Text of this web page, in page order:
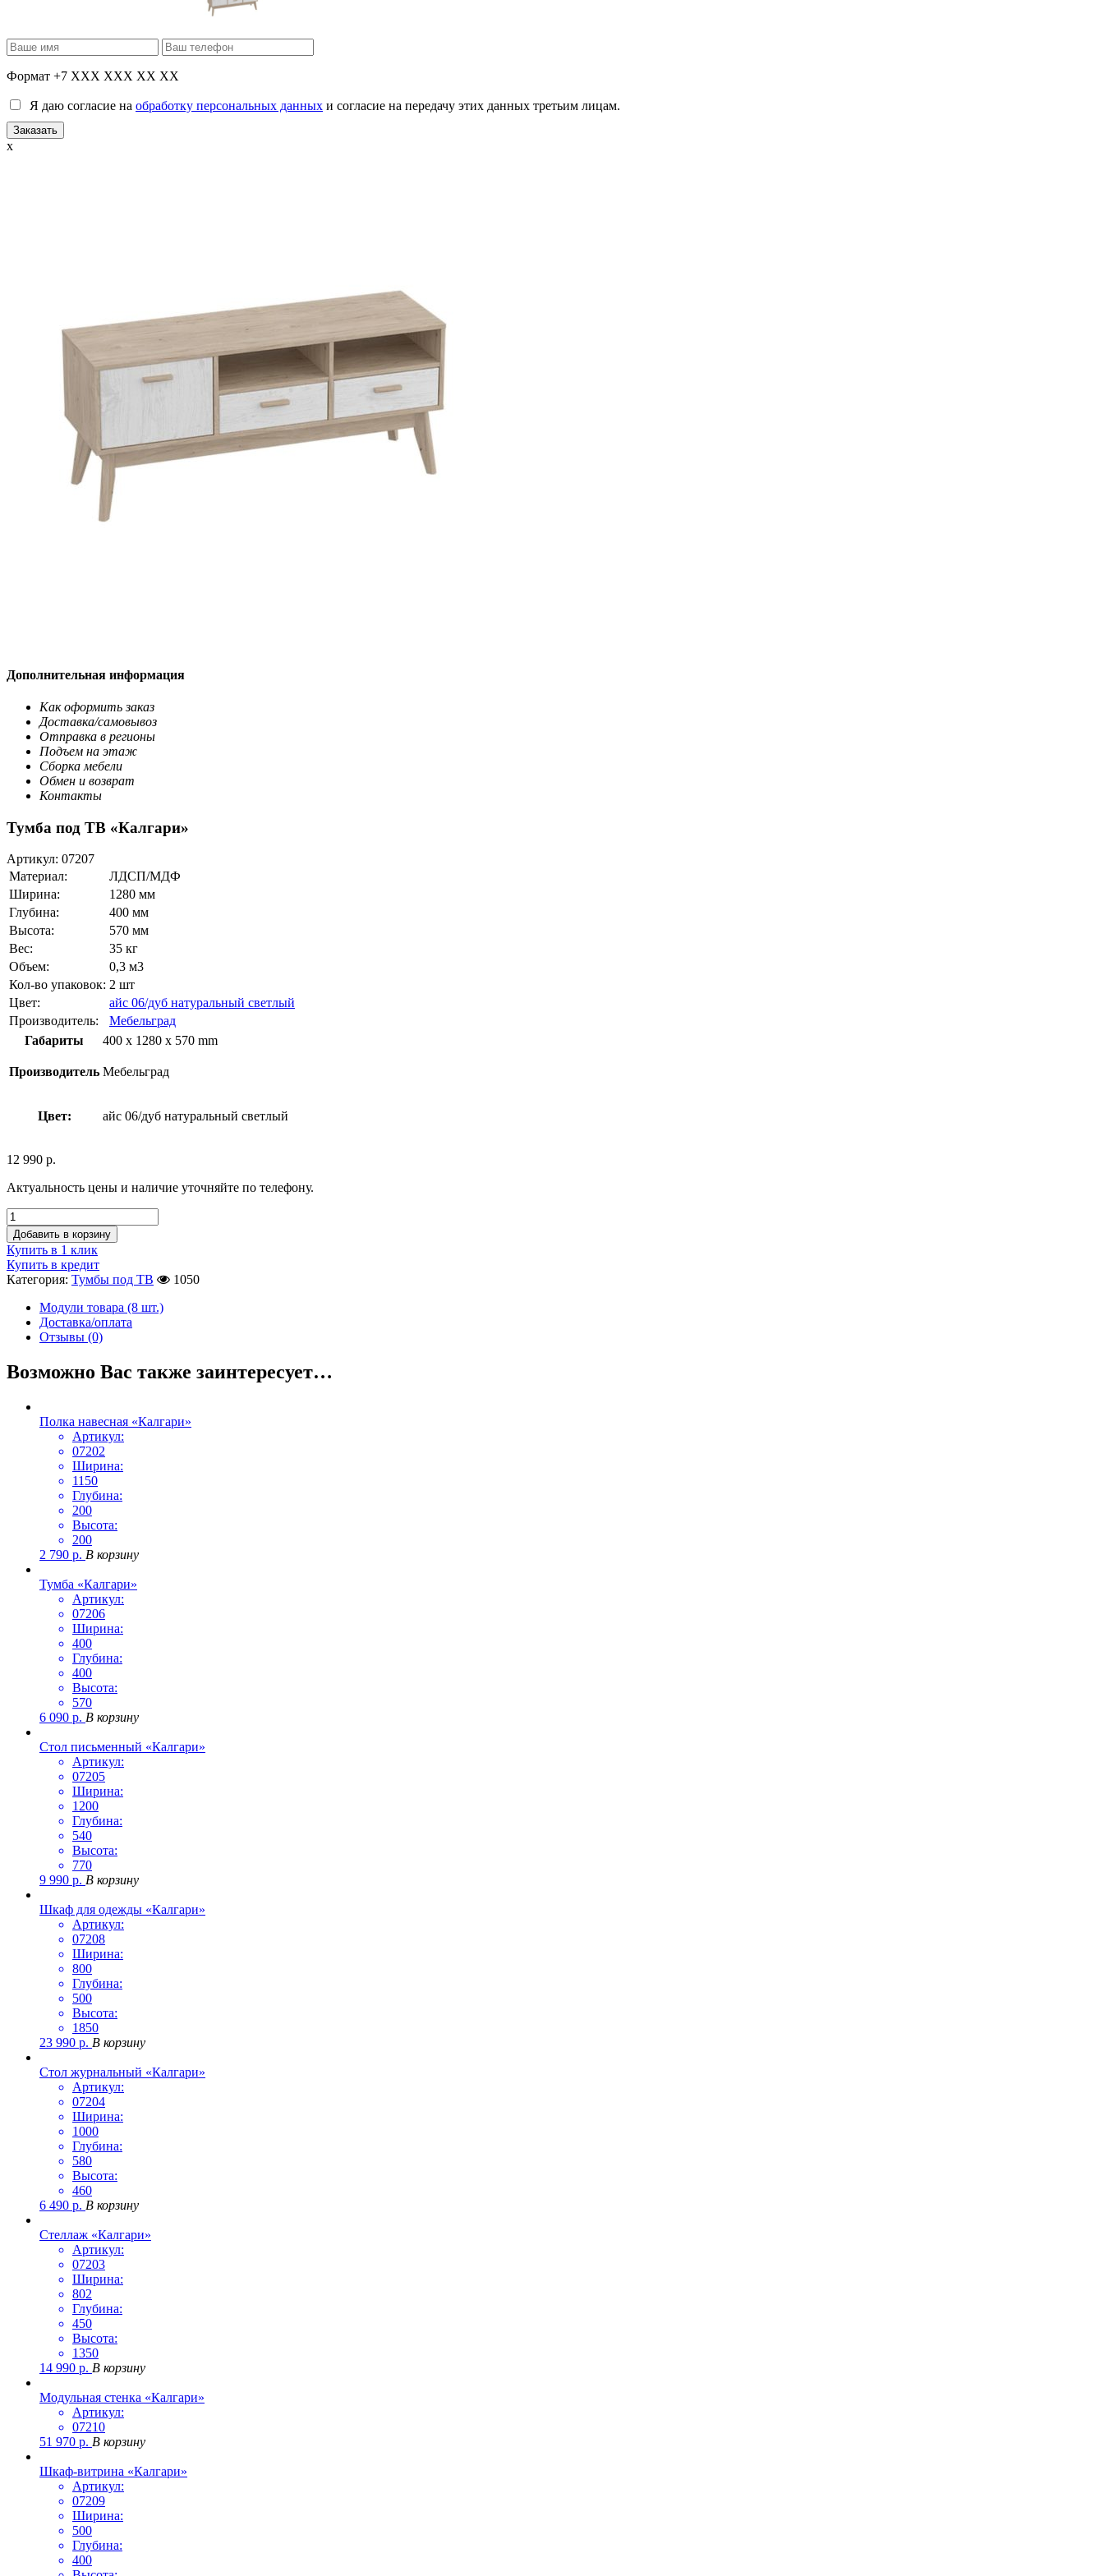
Формат +7 XXX XXX XX XX
Я даю согласие на обработку персональных данных и согласие на передачу этих данных третьим лицам.
x
Дополнительная информация
Как оформить заказ
Доставка/самовывоз
Отправка в регионы
Подъем на этаж
Сборка мебели
Обмен и возврат
Контакты
Тумба под ТВ «Калгари»
Артикул: 07207
Материал:
ЛДСП/МДФ
Ширина:
1280 мм
Глубина:
400 мм
Высота:
570 мм
Вес:
35 кг
Объем:
0,3 м3
Кол-во упаковок: 2 шт
Цвет:
айс 06/дуб натуральный светлый
Производитель:
Мебельград
Габариты
400 x 1280 x 570 mm
Производитель Мебельград
Цвет: айс 06/дуб натуральный светлый
12 990 р.
Актуальность цены и наличие уточняйте по телефону.
Добавить в корзину
Купить в 1 клик
Купить в кредит
Категория: Тумбы под ТВ
1050
Модули товара (8 шт.)
Доставка/оплата
Отзывы (0)
Возможно Вас также заинтересует…
Полка навесная «Калгари»
Артикул:
07202
Ширина:
1150
Глубина:
200
Высота:
200
2 790 р. В корзину
Тумба «Калгари»
Артикул:
07206
Ширина:
400
Глубина:
400
Высота:
570
6 090 р. В корзину
Стол письменный «Калгари»
Артикул:
07205
Ширина:
1200
Глубина:
540
Высота:
770
9 990 р. В корзину
Шкаф для одежды «Калгари»
Артикул:
07208
Ширина:
800
Глубина:
500
Высота:
1850
23 990 р. В корзину
Стол журнальный «Калгари»
Артикул:
07204
Ширина:
1000
Глубина:
580
Высота:
460
6 490 р. В корзину
Стеллаж «Калгари»
Артикул:
07203
Ширина:
802
Глубина:
450
Высота:
1350
14 990 р. В корзину
Модульная стенка «Калгари»
Артикул:
07210
51 970 р. В корзину
Шкаф-витрина «Калгари»
Артикул:
07209
Ширина:
500
Глубина:
400